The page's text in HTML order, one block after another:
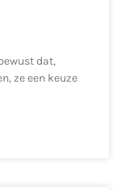
dat,
ze een keuze